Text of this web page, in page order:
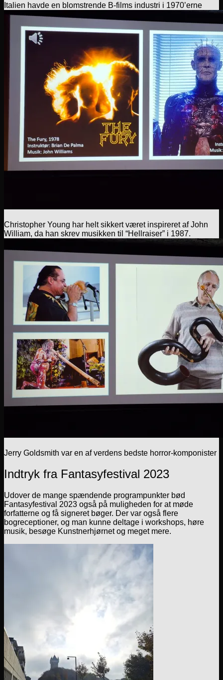
Italien havde en blomstrende B-films industri i 1970’erne
Christopher Young har helt sikkert været inspireret af John
William, da han skrev musikken til “Hellraiser” i 1987.
Jerry Goldsmith var en af verdens bedste horror-komponister
Indtryk fra Fantasyfestival 2023
Udover de mange spændende programpunkter bød
Fantasyfestival 2023 også på muligheden for at møde
forfatterne og få signeret bøger. Der var også flere
bogreceptioner, og man kunne deltage i workshops, høre
musik, besøge Kunstnerhjørnet og meget mere.